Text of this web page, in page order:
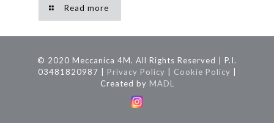
Read more
© 2020 Meccanica 4M. All Rights Reserved | P.I.
03481820987 | Privacy Policy Cookie Policy
Created by MADL